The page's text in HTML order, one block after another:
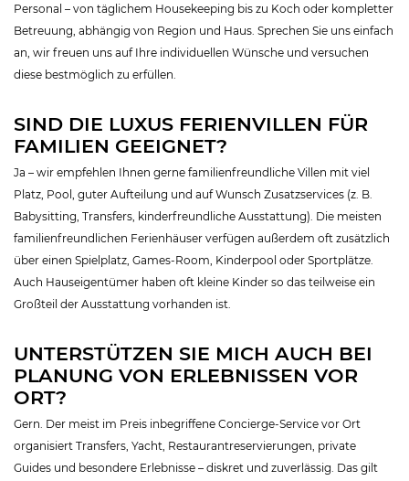
Personal – von täglichem Housekeeping bis zu Koch oder kompletter
Betreuung, abhängig von Region und Haus. Sprechen Sie uns einfach
an, wir freuen uns auf Ihre individuellen Wünsche und versuchen
diese bestmöglich zu erfüllen.
SIND DIE LUXUS FERIENVILLEN FÜR
FAMILIEN GEEIGNET?
Ja – wir empfehlen Ihnen gerne familienfreundliche Villen mit viel
Platz, Pool, guter Aufteilung und auf Wunsch Zusatzservices (z. B.
Babysitting, Transfers, kinderfreundliche Ausstattung). Die meisten
familienfreundlichen Ferienhäuser verfügen außerdem oft zusätzlich
über einen Spielplatz, Games-Room, Kinderpool oder Sportplätze.
Auch Hauseigentümer haben oft kleine Kinder so das teilweise ein
Großteil der Ausstattung vorhanden ist.
UNTERSTÜTZEN SIE MICH AUCH BEI
PLANUNG VON ERLEBNISSEN VOR
ORT?
Gern. Der meist im Preis inbegriffene Concierge-Service vor Ort
organisiert Transfers, Yacht, Restaurantreservierungen, private
Guides und besondere Erlebnisse – diskret und zuverlässig. Das gilt